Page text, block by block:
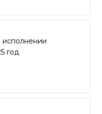
исполнении
год